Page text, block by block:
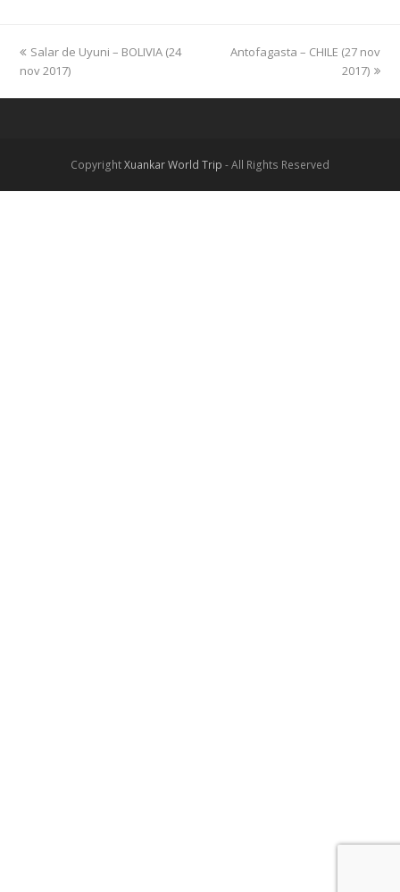
previous
post:
Salar de Uyuni – BOLIVIA (24
nov 2017)
next
Antofagasta – CHILE (27 nov
2017)
CopyrightXuankar World Trip - All Rights Reserved